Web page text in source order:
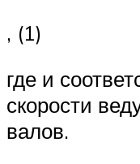
, (1)
где и
скорости
валов.